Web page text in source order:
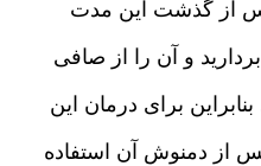
از گذشت این مدت
و آن را از صافی
بنابراین برای درمان این
از دمنوش آن استفاده